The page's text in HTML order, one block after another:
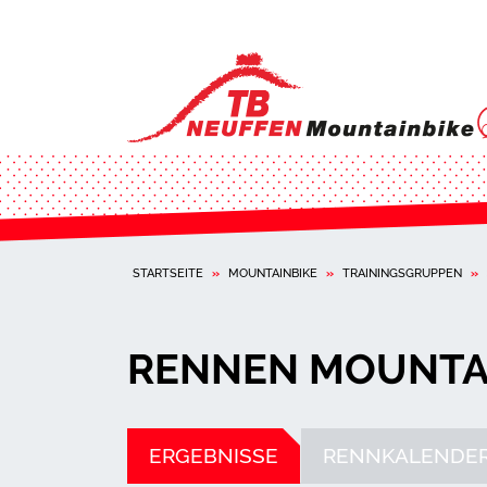
STARTSEITE » MOUNTAINBIKE » TRAININGSGRUPPEN »
RENNEN
ERGEBNISSE